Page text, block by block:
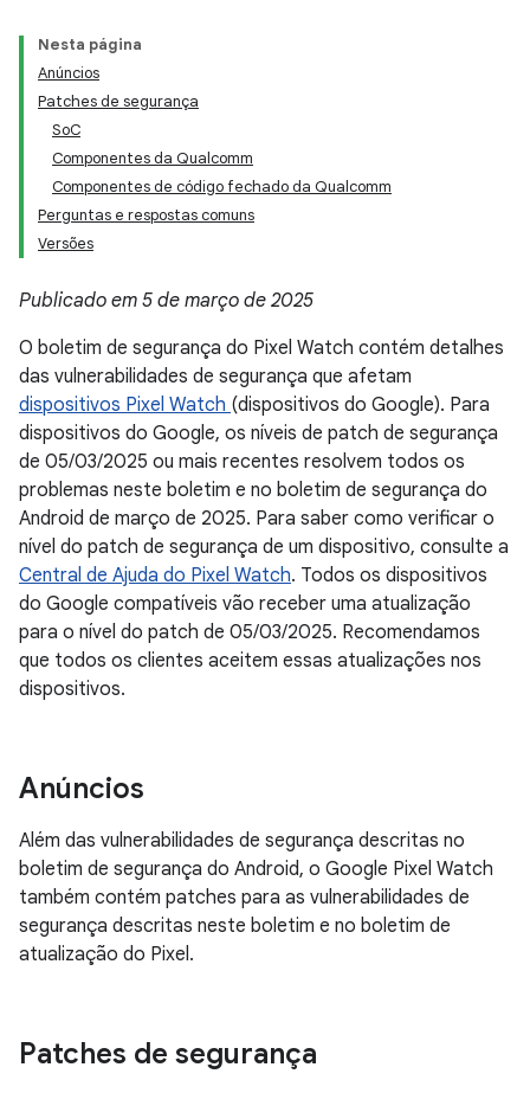
Nesta página
Anúncios
Patches de segurança
SoC
Componentes da Qualcomm
Componentes de código fechado da Qualcomm
Perguntas e respostas comuns
Versões
Publicado em 5 de março de 2025
O boletim de segurança do Pixel Watch contém detalhes
das vulnerabilidades de segurança que afetam
dispositivos Pixel Watch (dispositivos do Google). Para
dispositivos do Google, os níveis de patch de segurança
de 05/03/2025 ou mais recentes resolvem todos os
problemas neste boletim e no boletim de segurança do
Android de março de 2025. Para saber como verificar o
nível do patch de segurança de um dispositivo, consulte a
Central de Ajuda do Pixel Watch. Todos os dispositivos
do Google compatíveis vão receber uma atualização
para o nível do patch de 05/03/2025. Recomendamos
que todos os clientes aceitem essas atualizações nos
dispositivos.
Anúncios
Além das vulnerabilidades de segurança descritas no
boletim de segurança do Android, o Google Pixel Watch
também contém patches para as vulnerabilidades de
segurança descritas neste boletim e no boletim de
atualização do Pixel.
Patches de segurança